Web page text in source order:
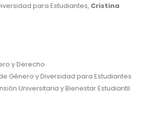
para Estudiantes, Cristina
y Derecho
Género y Diversidad para Estudiantes
Universitaria y Bienestar Estudiantil